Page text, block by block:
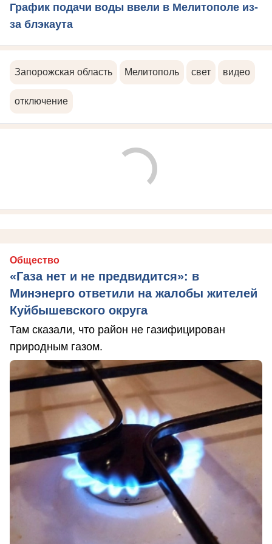
График подачи воды ввели в Мелитополе из-
за блэкаута
Запорожская область Мелитополь свет видео
отключение
Общество
«Газа нет и не предвидится»: в
Минэнерго ответили на жалобы жителей
Куйбышевского округа
Там сказали, что район не газифицирован
природным газом.